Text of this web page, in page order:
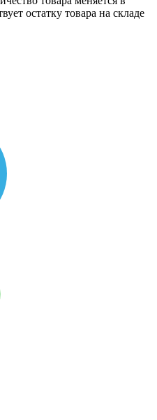
остатку товара на складе